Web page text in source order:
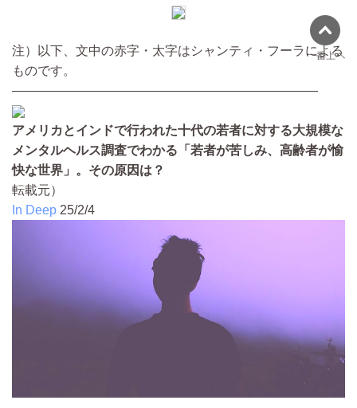
注）以下、文中の赤字・太字はシャンティ・フーラによる
ものです。
————————————————————————
アメリカとインドで行われた十代の若者に対する大規模な
メンタルヘルス調査でわかる「若者が苦しみ、高齢者が愉
快な世界」。その原因は？
転載元）
In Deep 25/2/4